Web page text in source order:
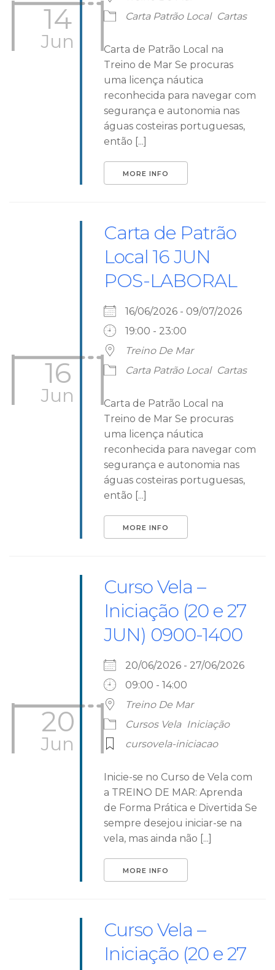
14
Jun
Carta Patrão Local Cartas
Carta de Patrão Local na
Treino de Mar Se procuras
uma licença náutica
reconhecida para navegar com
segurança e autonomia nas
águas costeiras portuguesas,
então [...]
MORE INFO
16
Jun
Carta de Patrão
Local 16 JUN
POS-LABORAL
16/06/2026 - 09/07/2026
19:00 - 23:00
Treino De Mar
Carta Patrão Local Cartas
Carta de Patrão Local na
Treino de Mar Se procuras
uma licença náutica
reconhecida para navegar com
segurança e autonomia nas
águas costeiras portuguesas,
então [...]
MORE INFO
20
Jun
Curso Vela –
Iniciação (20 e 27
JUN) 0900-1400
20/06/2026 - 27/06/2026
09:00 - 14:00
Treino De Mar
Cursos Vela Iniciação
cursovela-iniciacao
Inicie-se no Curso de Vela com
a TREINO DE MAR: Aprenda
de Forma Prática e Divertida Se
sempre desejou iniciar-se na
vela, mas ainda não [...]
MORE INFO
Curso Vela –
Iniciação (20 e 27